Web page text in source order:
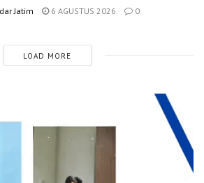
Jatim 6 AGUSTUS 2026 0
LOAD MORE